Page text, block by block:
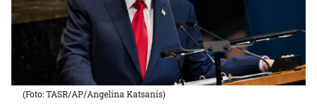
(Foto: TASR/AP/Angelina Katsanis)